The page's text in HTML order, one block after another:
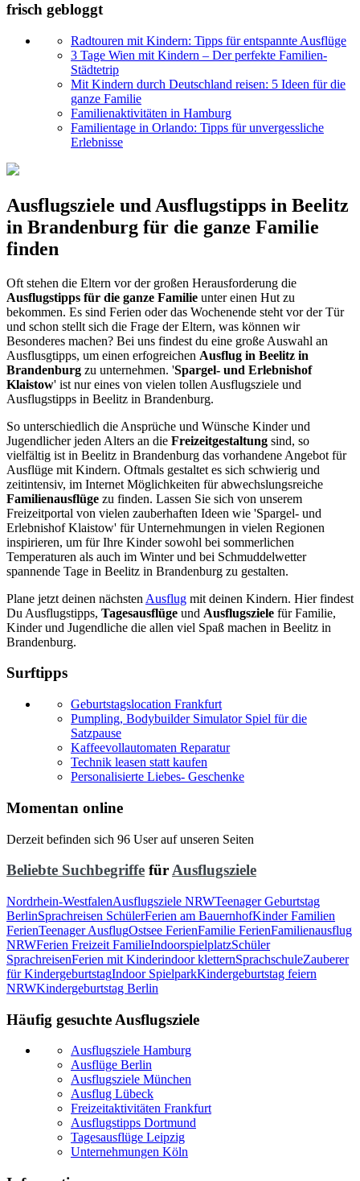
frisch gebloggt
Radtouren mit Kindern: Tipps für entspannte Ausflüge
3 Tage Wien mit Kindern – Der perfekte Familien-
Städtetrip
Mit Kindern durch Deutschland reisen: 5 Ideen für die
ganze Familie
Familienaktivitäten in Hamburg
Familientage in Orlando: Tipps für unvergessliche
Erlebnisse
Ausflugsziele und Ausflugstipps in Beelitz
in Brandenburg für die ganze Familie
finden
Oft stehen die Eltern vor der großen Herausforderung die
Ausflugstipps für die ganze Familie unter einen Hut zu
bekommen. Es sind Ferien oder das Wochenende steht vor der Tür
und schon stellt sich die Frage der Eltern, was können wir
Besonderes machen? Bei uns findest du eine große Auswahl an
Ausflusgtipps, um einen erfogreichen Ausflug in Beelitz in
Brandenburg zu unternehmen. 'Spargel- und Erlebnishof
Klaistow' ist nur eines von vielen tollen Ausflugsziele und
Ausflugstipps in Beelitz in Brandenburg.
So unterschiedlich die Ansprüche und Wünsche Kinder und
Jugendlicher jeden Alters an die Freizeitgestaltung sind, so
vielfältig ist in Beelitz in Brandenburg das vorhandene Angebot für
Ausflüge mit Kindern. Oftmals gestaltet es sich schwierig und
zeitintensiv, im Internet Möglichkeiten für abwechslungsreiche
Familienausflüge zu finden. Lassen Sie sich von unserem
Freizeitportal von vielen zauberhaften Ideen wie 'Spargel- und
Erlebnishof Klaistow' für Unternehmungen in vielen Regionen
inspirieren, um für Ihre Kinder sowohl bei sommerlichen
Temperaturen als auch im Winter und bei Schmuddelwetter
spannende Tage in Beelitz in Brandenburg zu gestalten.
Plane jetzt deinen nächsten Ausflug mit deinen Kindern. Hier findest
Du Ausflugstipps, Tagesausflüge und Ausflugsziele für Familie,
Kinder und Jugendliche die allen viel Spaß machen in Beelitz in
Brandenburg.
Surftipps
Geburtstagslocation Frankfurt
Pumpling, Bodybuilder Simulator Spiel für die
Satzpause
Kaffeevollautomaten Reparatur
Technik leasen statt kaufen
Personalisierte Liebes- Geschenke
Momentan online
Derzeit befinden sich 96 User auf unseren Seiten
Beliebte Suchbegriffe fürAusflugsziele
Nordrhein-WestfalenAusflugsziele NRWTeenager Geburtstag
BerlinSprachreisen SchülerFerien am BauernhofKinder Familien
FerienTeenager AusflugOstsee FerienFamilie FerienFamilienausflug
NRWFerien Freizeit FamilieIndoorspielplatzSchüler
SprachreisenFerien mit Kinderindoor kletternSprachschuleZauberer
für KindergeburtstagIndoor SpielparkKindergeburtstag feiern
NRWKindergeburtstag Berlin
Häufig gesuchte Ausflugsziele
Ausflugsziele Hamburg
Ausflüge Berlin
Ausflugsziele München
Ausflug Lübeck
Freizeitaktivitäten Frankfurt
Ausflugstipps Dortmund
Tagesausflüge Leipzig
Unternehmungen Köln